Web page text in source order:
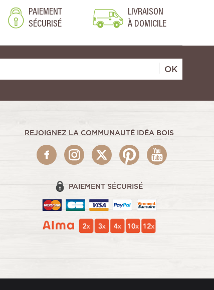
PAIEMENT
SÉCURISÉ
LIVRAISON
À DOMICILE
OK
REJOIGNEZ LA COMMUNAUTÉ IDÉA BOIS
PAIEMENT SÉCURISÉ